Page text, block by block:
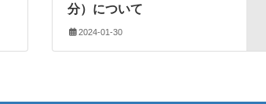
分）について
2024-01-30